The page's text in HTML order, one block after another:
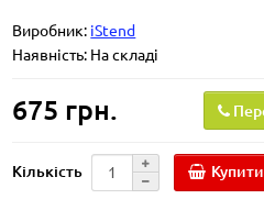
Виробник: iStend
Наявність: На складі
675 грн.
Кількість Купити